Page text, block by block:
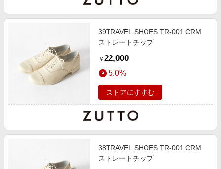
インテリア・寝具
ペット・花・DIY・車
旅行・レジャー・ホテル予約
金融・マネー・保険
楽天サービス特集
わくわく夏特集
50万ポイント山分けキャンペーン
とことん買い物チャレンジ
Apple公式サイト×楽天カード分割払い
Samsung ボーナスキャンペーン
週末の高還元 夏の長期版
39TRAVEL SHOES TR-001 CRM
ストレートチップ
￥ 22,000
5.0%
ストアにすすむ
38TRAVEL SHOES TR-001 CRM
ストレートチップ